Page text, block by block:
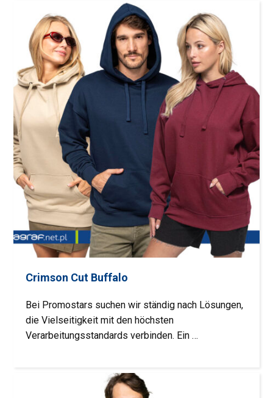
Crimson Cut Buffalo
Bei Promostars suchen wir ständig nach Lösungen,
die Vielseitigkeit mit den höchsten
Verarbeitungsstandards verbinden. Ein …